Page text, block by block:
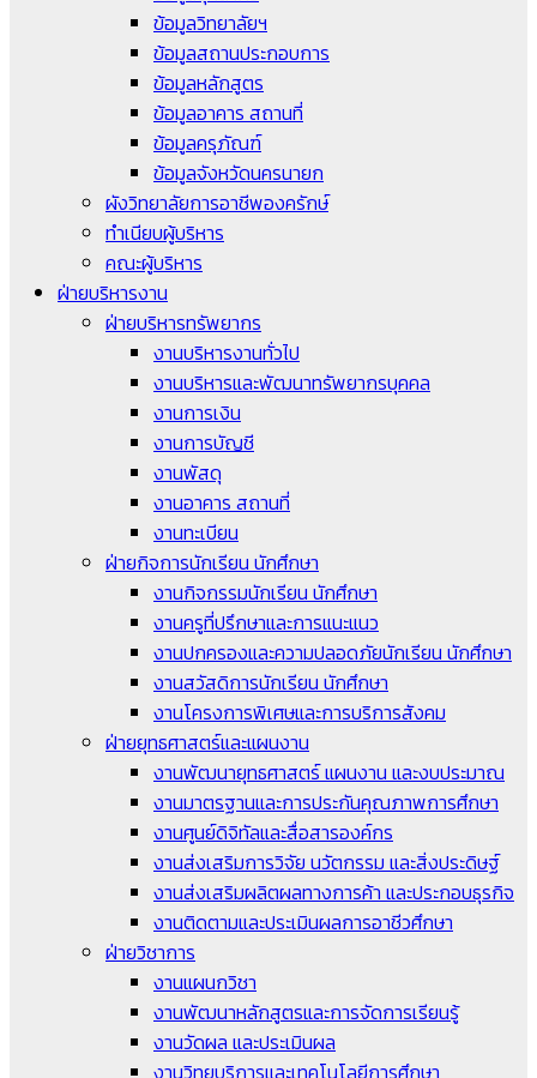
ข้อมูลวิทยาลัยฯ
ข้อมูลสถานประกอบการ
ข้อมูลหลักสูตร
ข้อมูลอาคาร สถานที่
ข้อมูลครุภัณฑ์
ข้อมูลจังหวัดนครนายก
ผังวิทยาลัยการอาชีพองครักษ์
ทำเนียบผู้บริหาร
คณะผู้บริหาร
ฝ่ายบริหารงาน
ฝ่ายบริหารทรัพยากร
งานบริหารงานทั่วไป
งานบริหารและพัฒนาทรัพยากรบุคคล
งานการเงิน
งานการบัญชี
งานพัสดุ
งานอาคาร สถานที่
งานทะเบียน
ฝ่ายกิจการนักเรียน นักศึกษา
งานกิจกรรมนักเรียน นักศึกษา
งานครูที่ปรึกษาและการแนะแนว
งานปกครองและความปลอดภัยนักเรียน นักศึกษา
งานสวัสดิการนักเรียน นักศึกษา
งานโครงการพิเศษและการบริการสังคม
ฝ่ายยุทธศาสตร์และแผนงาน
งานพัฒนายุทธศาสตร์ แผนงาน และงบประมาณ
งานมาตรฐานและการประกันคุณภาพการศึกษา
งานศูนย์ดิจิทัลและสื่อสารองค์กร
งานส่งเสริมการวิจัย นวัตกรรม และสิ่งประดิษฐ์
งานส่งเสริมผลิตผลทางการค้า และประกอบธุรกิจ
งานติดตามและประเมินผลการอาชีวศึกษา
ฝ่ายวิชาการ
งานแผนกวิชา
งานพัฒนาหลักสูตรและการจัดการเรียนรู้
งานวัดผล และประเมินผล
งานวิทยบริการและเทคโนโลยีการศึกษา